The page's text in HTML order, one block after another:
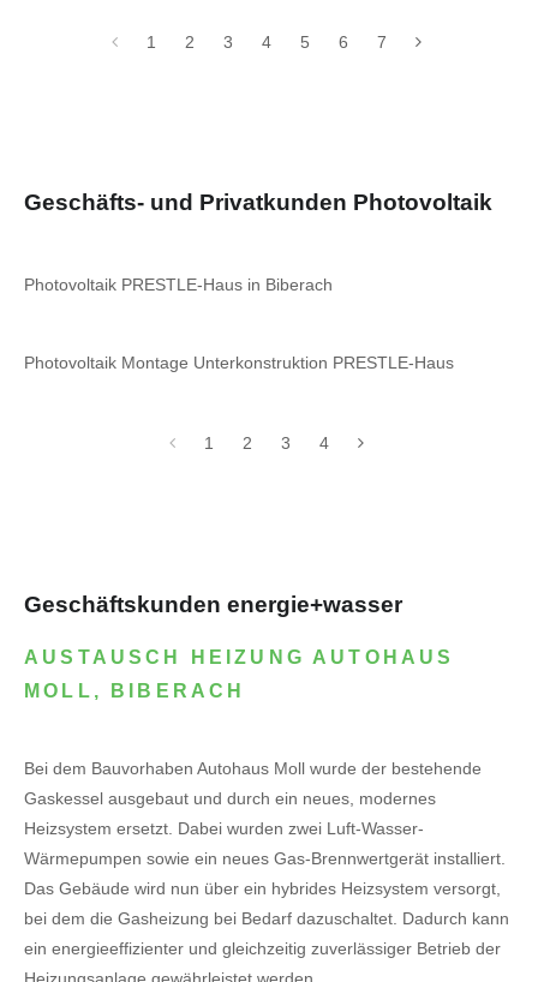
1 2 3 4 5 6 7
Geschäfts- und Privatkunden Photovoltaik
Photovoltaik PRESTLE-Haus in Biberach
Photovoltaik Montage Unterkonstruktion PRESTLE-Haus
1 2 3 4
Geschäftskunden energie+wasser
AUSTAUSCH HEIZUNG AUTOHAUS
MOLL, BIBERACH
Bei dem Bauvorhaben Autohaus Moll wurde der bestehende
Gaskessel ausgebaut und durch ein neues, modernes
Heizsystem ersetzt. Dabei wurden zwei Luft-Wasser-
Wärmepumpen sowie ein neues Gas-Brennwertgerät installiert.
Das Gebäude wird nun über ein hybrides Heizsystem versorgt,
bei dem die Gasheizung bei Bedarf dazuschaltet. Dadurch kann
ein energieeffizienter und gleichzeitig zuverlässiger Betrieb der